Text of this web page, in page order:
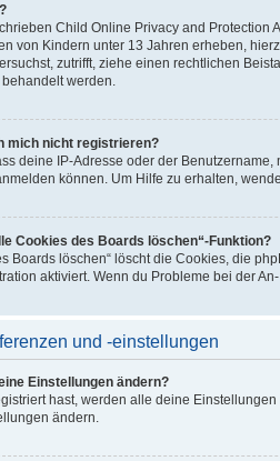
Child Online Privacy and Protection
von Kindern unter 13 Jahren erheben,
zutrifft, ziehe einen rechtlichen
werden.
mich nicht registrieren?
deine IP-Adresse oder der
können. Um Hilfe zu erhalten,
Cookies des Boards löschen“-Funktion?
Boards löschen“ löscht die Cookies, die
aktiviert. Wenn du Probleme bei der
und -einstellungen
Einstellungen ändern?
hast, werden alle deine
ändern.